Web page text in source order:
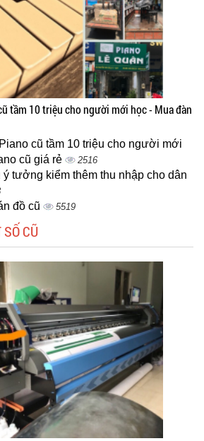
tầm 10 triệu cho người mới học - Mua đàn
cũ tầm 10 triệu cho người mới
cũ giá rẻ
2516
ý tưởng kiểm thêm thu nhập cho dân
đồ cũ 5519
CŨ